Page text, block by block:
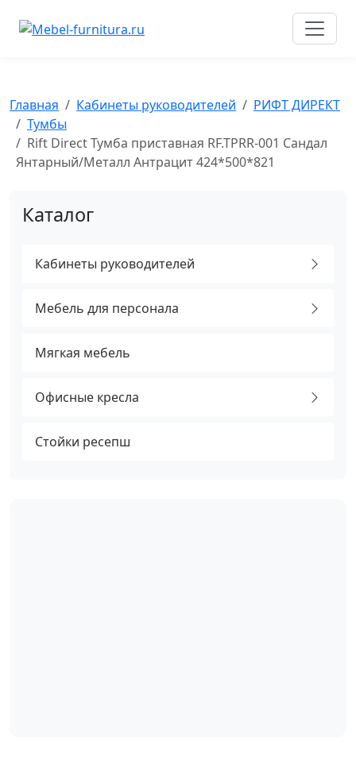
Главная Кабинеты руководителей
РИФТ ДИРЕКТ
Тумбы
Rift Direct Тумба приставная RF.TPRR-001 Сандал
Янтарный/Металл Антрацит 424*500*821
Каталог
Кабинеты руководителей
Мебель для персонала
Мягкая мебель
Офисные кресла
Стойки ресепш